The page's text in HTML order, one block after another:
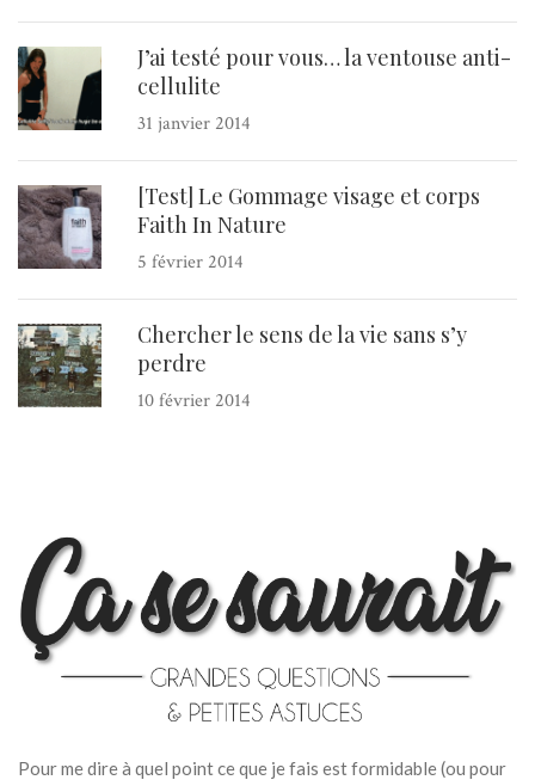
J’ai testé pour vous… la ventouse anti-
cellulite
31 janvier 2014
[Test] Le Gommage visage et corps
Faith In Nature
5 février 2014
Chercher le sens de la vie sans s’y
perdre
10 février 2014
Pour me dire à quel point ce que je fais est formidable (ou pour